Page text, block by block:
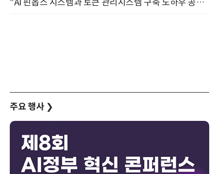
"AI 핀옵스 시스템과 토큰 관리시스템 구축 노하우 공개" 잠실 한국광고문화회관 2층 대회의실 (8/21)
주요 행사 ❯